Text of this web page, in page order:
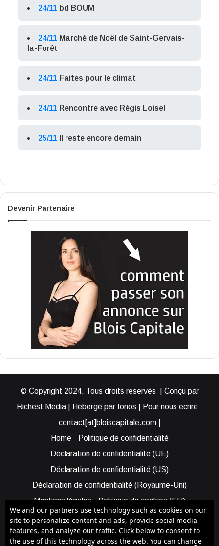
24/11 bd BOUM
24/11 Marché de Noël de Saint-Gervais-
la-Forêt
24/11 Faites pour le climat
24/11 Rencontre avec Régis Loisel
25/11 Il reste encore demain
Devenir Partenaire
© Copyright 2024, Tous droits réservés | Conçu par
Richest Media | Hébergé par Ionos | Pour nous écrire :
contact[at]bloiscapitale.com |
Home
Politique de confidentialité
Déclaration de confidentialité (UE)
Déclaration de confidentialité (US)
Déclaration de confidentialité (Royaume-Uni)
Mentions légales
Politique de cookies (EU)
Cookie Policy (AUS)
Cookie Policy (US)
Qui sommes-nous ?
Participer à Blois Capitale
We and our partners use technology such as cookies on our
site to personalize content and ads, provide social media
features, and analyze our traffic. Click below to consent to
the use of this technology across the web. You can change